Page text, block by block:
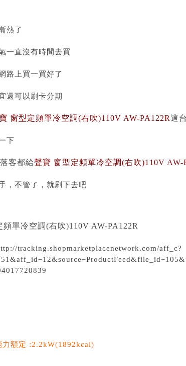
熱了
一直沒有時間去買
路上買一買好了
還可以刷卡分期
窗型定頻單冷空調(右吹)110V AW-PA122R這
下
客都給聲寶 窗型定頻單冷空調(右吹)110V AW-
，不管了，就刷下去吧
頻單冷空調(右吹)110V AW-PA122R
tracking.shopmarketplacenetwork.com/aff_c?
力額定 :2.2kW(1892kcal)